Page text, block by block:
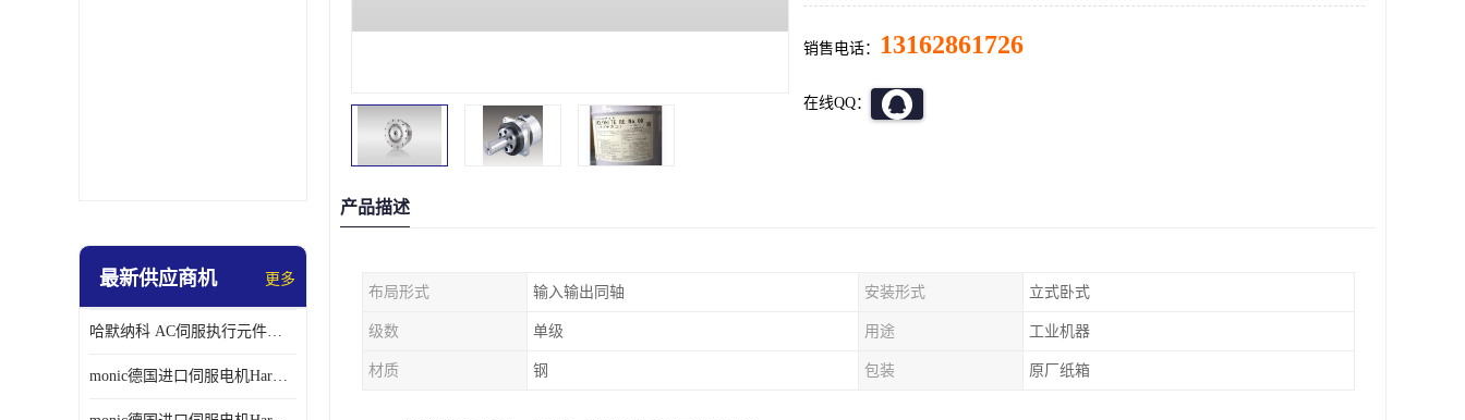
最新供应商机 更多
哈默纳科 AC伺服执行元件扁平型SHA系列 议价
monic德国进口伺服电机Har中国总代理单价
销售电话： 13162861726
在线QQ：
产品描述
布局形式 输入输出同轴 安装形式 立式卧式
级数 单级 用途 工业机器
材质 钢 包装 原厂纸箱